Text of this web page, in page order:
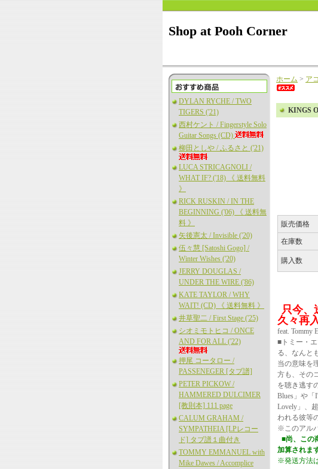
Shop at Pooh Corner
DYLAN RYCHE / TWO
TIGERS ('21)
西村ケント / Fingerstyle Solo
Guitar Songs (CD)
柳田としや / ふるさと ('21)
LUCA STRICAGNOLI /
WHAT IF? ('18) 《 送料無料
》
RICK RUSKIN / IN THE
BEGINNING ('06) 《 送料無
料 》
矢後憲太 / Invisible ('20)
伍々慧 [Satoshi Gogo] /
Winter Wishes ('20)
JERRY DOUGLAS /
UNDER THE WIRE ('86)
KATE TAYLOR / WHY
WAIT! (CD) 《 送料無料 》
井草聖二 / First Stage ('25)
シオミモトヒコ / ONCE
AND FOR ALL ('22)
押尾 コータロー /
PASSENEGER [タブ譜]
PETER PICKOW /
HAMMERED DULCIMER
[教則本] 111 page
CALUM GRAHAM /
SYMPATHEIA [LPレコー
ド] タブ譜１曲付き
TOMMY EMMANUEL with
Mike Dawes / Accomplice
ホーム > ア
KINGS
販売価格
在庫数
購入数
只今、
久々再
feat. Tommy
■トミー・
る、なんと
当の意味を
方も、その
を聴き逃す
Blues」や「
Lovely」、
われる彼等
※このアル
■尚、この
加算されま
※発送方法